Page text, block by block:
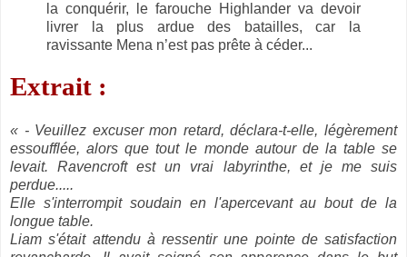
la conquérir, le farouche Highlander va devoir
livrer la plus ardue des batailles, car la
ravissante Mena n’est pas prête à céder...
Extrait :
« - Veuillez excuser mon retard, déclara-t-elle, légèrement
essoufflée, alors que tout le monde autour de la table se
levait. Ravencroft est un vrai labyrinthe, et je me suis
perdue.....
Elle s'interrompit soudain en l'apercevant au bout de la
longue table.
Liam s'était attendu à ressentir une pointe de satisfaction